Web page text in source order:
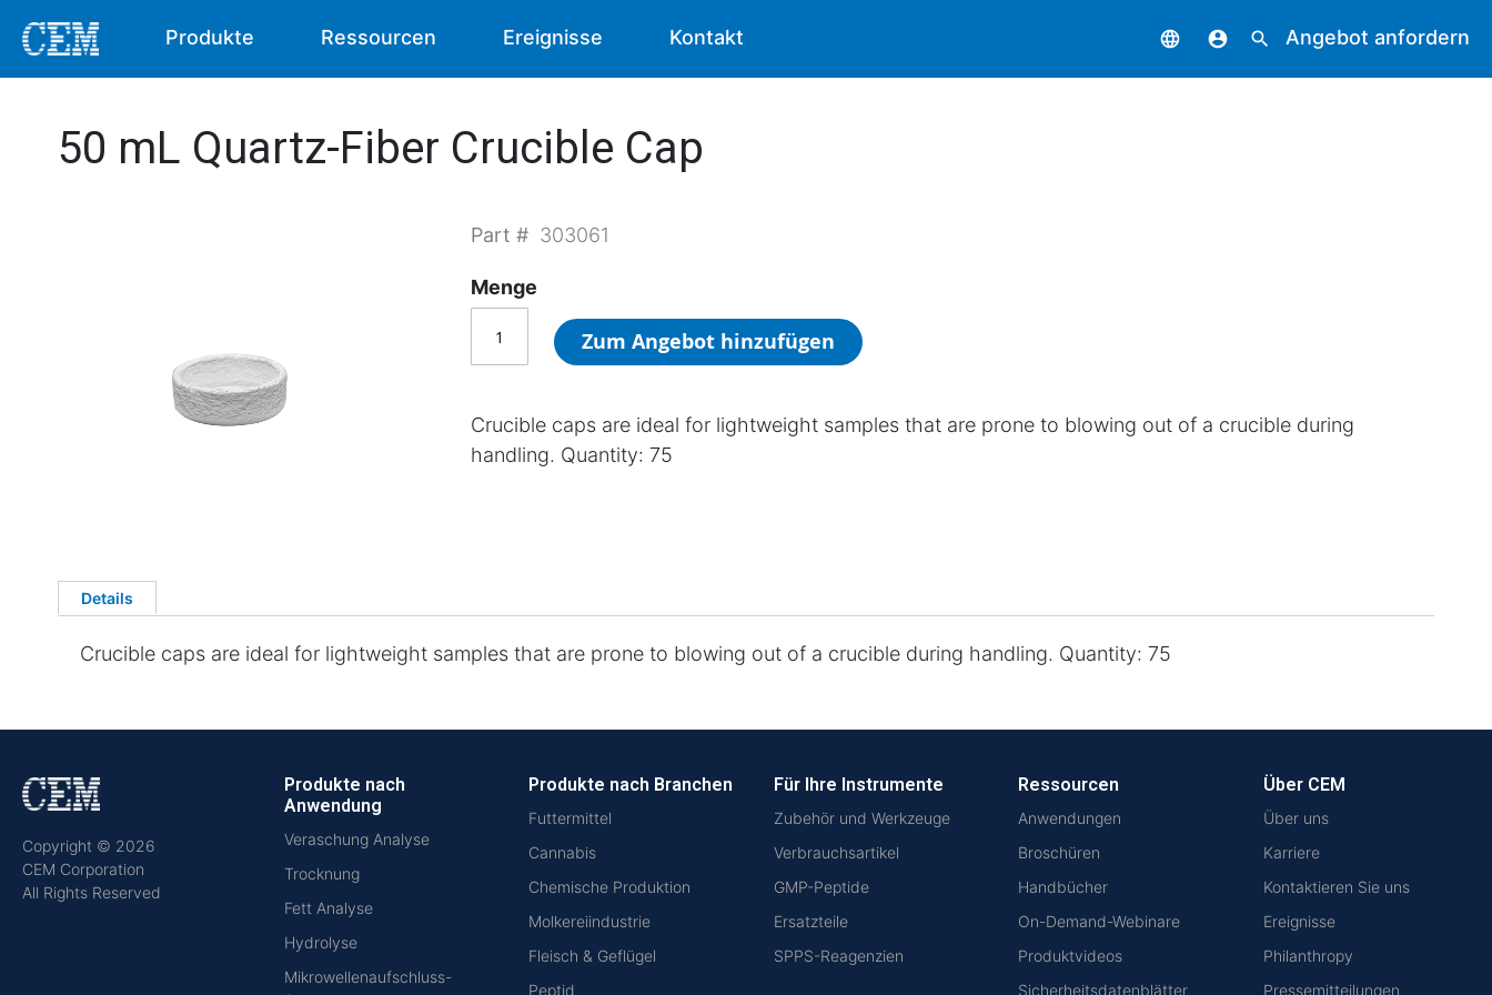
Produkte Ressourcen Ereignisse Kontakt language account_circle search Angebot anfordern
50 mL Quartz-Fiber Crucible Cap
Part # 303061
Menge
Zum Angebot hinzufügen
Crucible caps are ideal for lightweight samples that are prone to blowing out of a crucible during
handling. Quantity: 75
Details
Crucible caps are ideal for lightweight samples that are prone to blowing out of a crucible during handling. Quantity: 75
Copyright © 2026
CEM Corporation
All Rights Reserved
Produkte nach
Anwendung
Veraschung Analyse
Trocknung
Fett Analyse
Hydrolyse
Mikrowellenaufschluss-
Produkte nach Branchen
Futtermittel
Cannabis
Chemische Produktion
Molkereiindustrie
Fleisch & Geflügel
Peptid
Für Ihre Instrumente
Zubehör und Werkzeuge
Verbrauchsartikel
GMP-Peptide
Ersatzteile
SPPS-Reagenzien
Ressourcen
Anwendungen
Broschüren
Handbücher
On-Demand-Webinare
Produktvideos
Sicherheitsdatenblätter
Über CEM
Über uns
Karriere
Kontaktieren Sie uns
Ereignisse
Philanthropy
Pressemitteilungen